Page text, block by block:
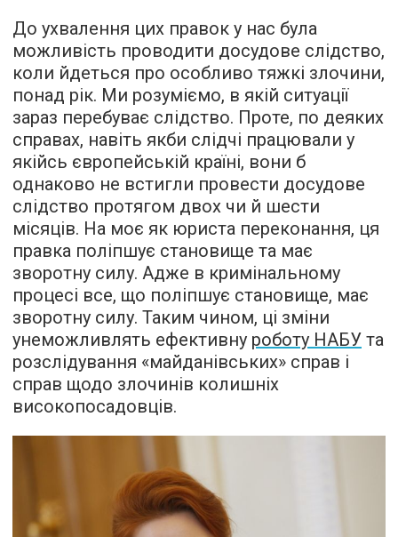
До ухвалення цих правок у нас була
можливість проводити досудове слідство,
коли йдеться про особливо тяжкі злочини,
понад рік. Ми розуміємо, в якій ситуації
зараз перебуває слідство. Проте, по деяких
справах, навіть якби слідчі працювали у
якійсь європейській країні, вони б
однаково не встигли провести досудове
слідство протягом двох чи й шести
місяців. На моє як юриста переконання, ця
правка поліпшує становище та має
зворотну силу. Адже в кримінальному
процесі все, що поліпшує становище, має
зворотну силу. Таким чином, ці зміни
унеможливлять ефективну роботу НАБУ та
розслідування «майданівських» справ і
справ щодо злочинів колишніх
високопосадовців.